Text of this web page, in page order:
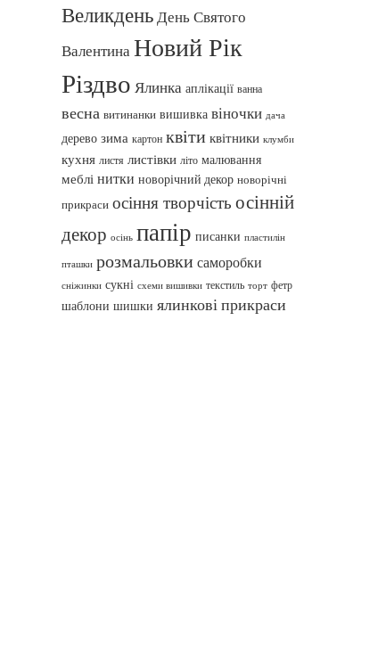
ВеликденьДень Святого
ВалентинаНовий Рік
Різдво Ялинка аплікації ванна
весна витинанки вишивка віночки дача
дерево зима картон квіти квітники клумби
кухня листя листівки літо малювання
меблі нитки новорічний декор новорічні
прикраси осіння творчість осінній
декор осінь папір писанки пластилін
пташки розмальовки саморобки
сніжинки сукні схеми вишивки текстиль торт фетр
шаблони шишки ялинкові прикраси